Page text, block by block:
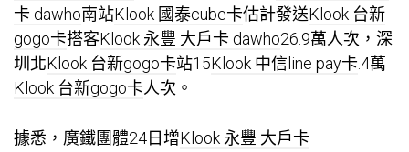
卡 dawho南站Klook 國泰cube卡估計發送Klook 台新
gogo卡搭客Klook 永豐 大戶卡 dawho26.9萬人次，深
圳北Klook 台新gogo卡站15Klook 中信line pay卡 .4萬
Klook 台新gogo卡人次。
據悉，廣鐵團體24日增Klook 永豐 大戶卡